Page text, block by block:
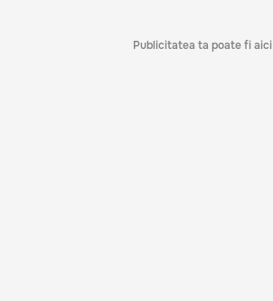
Publicitatea ta poate fi aici